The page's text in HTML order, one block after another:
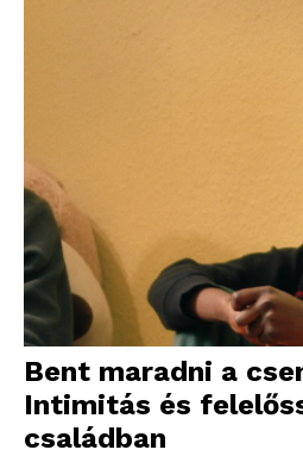
Bent maradni a
Intimitás és
családban